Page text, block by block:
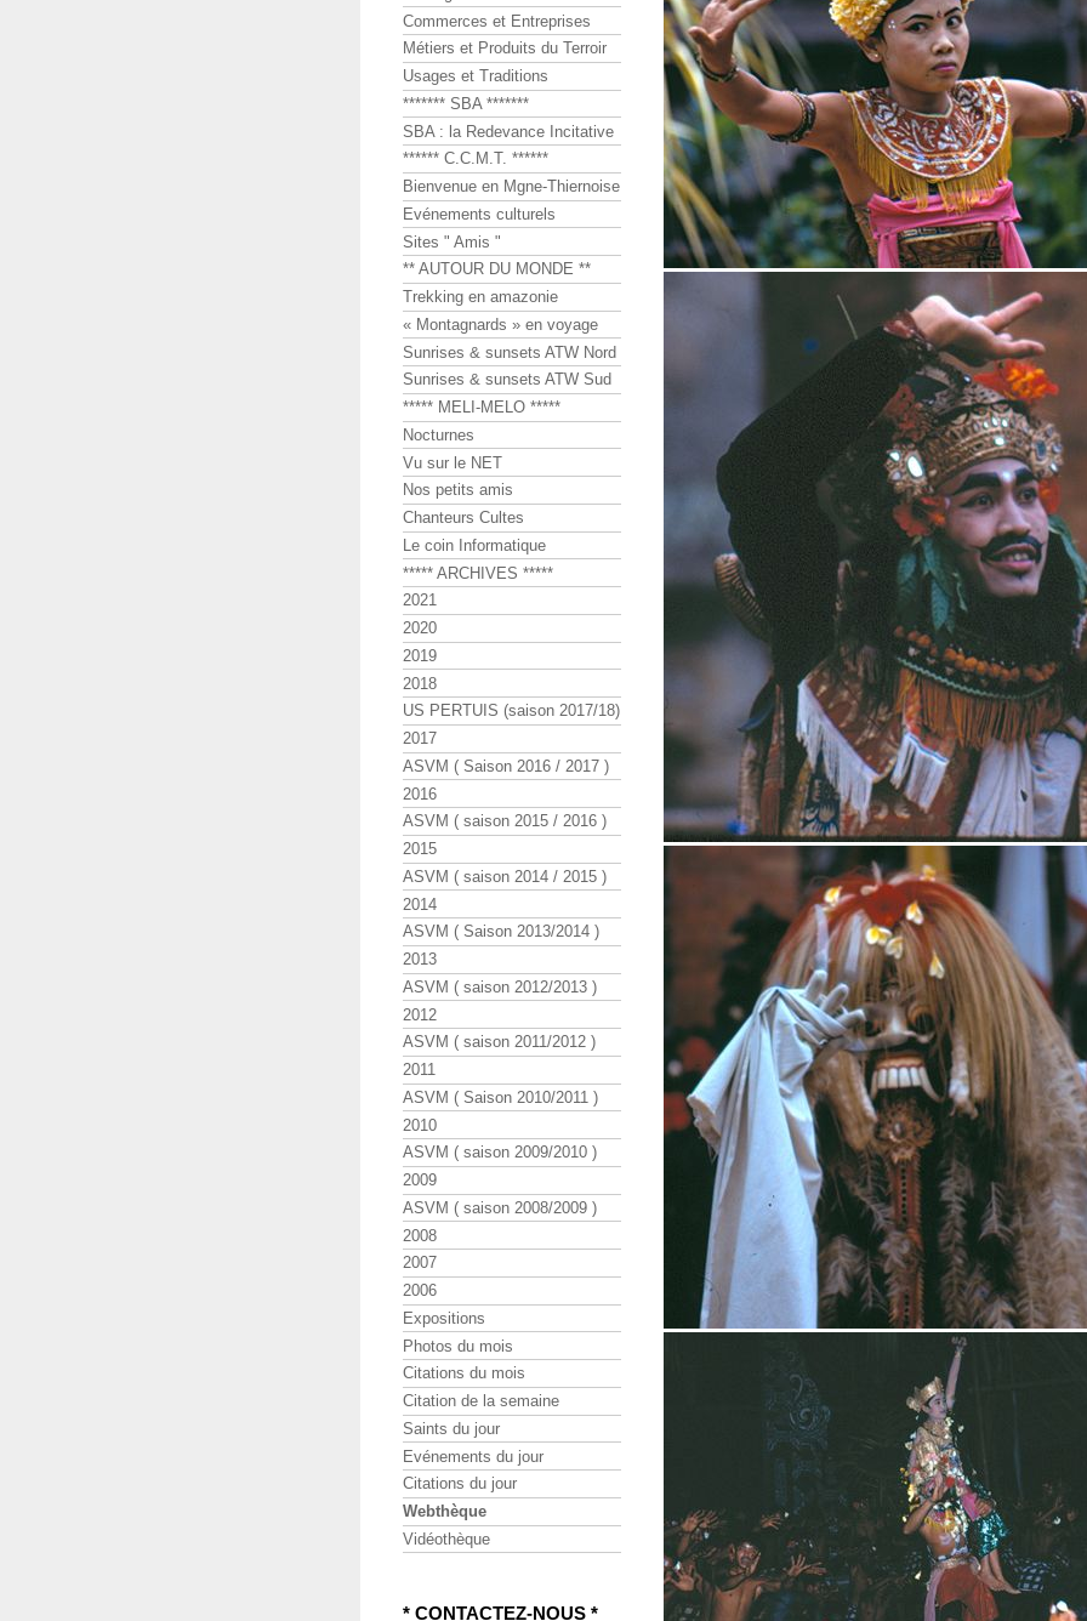
Commerces et Entreprises
Métiers et Produits du Terroir
Usages et Traditions
******* SBA *******
SBA : la Redevance Incitative
****** C.C.M.T. ******
Bienvenue en Mgne-Thiernoise
Evénements culturels
Sites " Amis "
** AUTOUR DU MONDE **
Trekking en amazonie
« Montagnards » en voyage
Sunrises & sunsets ATW Nord
Sunrises & sunsets ATW Sud
***** MELI-MELO *****
Nocturnes
Vu sur le NET
Nos petits amis
Chanteurs Cultes
Le coin Informatique
***** ARCHIVES *****
2021
2020
2019
2018
US PERTUIS (saison 2017/18)
2017
ASVM ( Saison 2016 / 2017 )
2016
ASVM ( saison 2015 / 2016 )
2015
ASVM ( saison 2014 / 2015 )
2014
ASVM ( Saison 2013/2014 )
2013
ASVM ( saison 2012/2013 )
2012
ASVM ( saison 2011/2012 )
2011
ASVM ( Saison 2010/2011 )
2010
ASVM ( saison 2009/2010 )
2009
ASVM ( saison 2008/2009 )
2008
2007
2006
Expositions
Photos du mois
Citations du mois
Citation de la semaine
Saints du jour
Evénements du jour
Citations du jour
Webthèque
Vidéothèque
* CONTACTEZ-NOUS *